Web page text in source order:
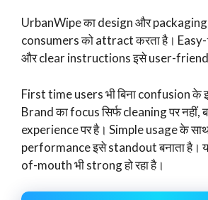
UrbanWipe का design और packaging
consumers को attract करता है।
और clear instructions इसे user-
First time users भी बिना confusion के
Brand का focus सिर्फ cleaning पर नहीं,
experience पर है। Simple usage के
performance इसे standout बनाता है।
of-mouth भी strong हो रहा है।